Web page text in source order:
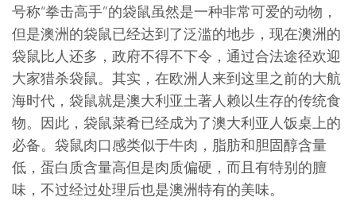
号称“拳击高手”的袋鼠虽然是一种非常可爱的动物，
但是澳洲的袋鼠已经达到了泛滥的地步，现在澳洲的
袋鼠比人还多，政府不得不下令，通过合法途径欢迎
大家猎杀袋鼠。其实，在欧洲人来到这里之前的大航
海时代，袋鼠就是澳大利亚土著人赖以生存的传统食
物。因此，袋鼠菜肴已经成为了澳大利亚人饭桌上的
必备。袋鼠肉口感类似于牛肉，脂肪和胆固醇含量
低，蛋白质含量高但是肉质偏硬，而且有特别的膻
味，不过经过处理后也是澳洲特有的美味。